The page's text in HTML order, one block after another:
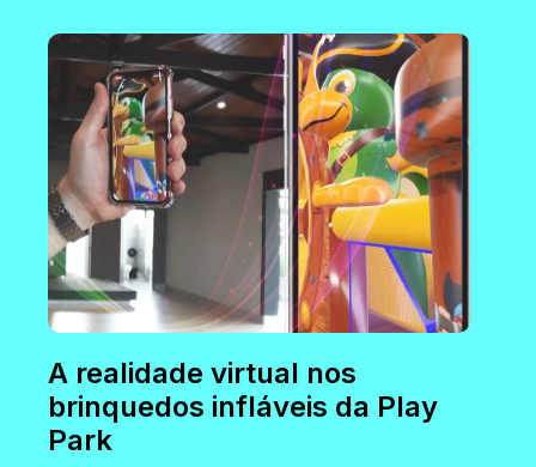
A realidade virtual nos
brinquedos infláveis da Play
Park